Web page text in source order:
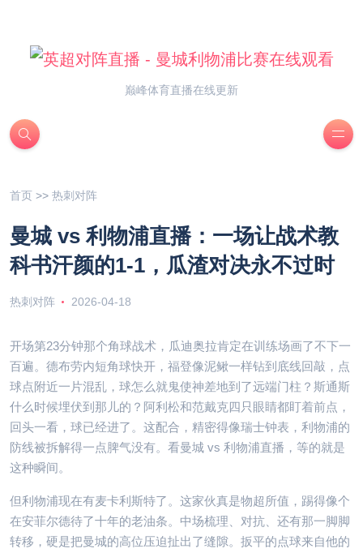
巅峰体育直播在线更新
首页 >> 热刺对阵
曼城 vs 利物浦直播：一场让战术教
科书汗颜的1-1，瓜渣对决永不过时
热刺对阵 2026-04-18
开场第23分钟那个角球战术，瓜迪奥拉肯定在训练场画了不下一
百遍。德布劳内短角球快开，福登像泥鳅一样钻到底线回敲，点
球点附近一片混乱，球怎么就鬼使神差地到了远端门柱？斯通斯
什么时候埋伏到那儿的？阿利松和范戴克四只眼睛都盯着前点，
回头一看，球已经进了。这配合，精密得像瑞士钟表，利物浦的
防线被拆解得一点脾气没有。看曼城 vs 利物浦直播，等的就是
这种瞬间。
但利物浦现在有麦卡利斯特了。这家伙真是物超所值，踢得像个
在安菲尔德待了十年的老油条。中场梳理、对抗、还有那一脚脚
转移，硬是把曼城的高位压迫扯出了缝隙。扳平的点球来自他的